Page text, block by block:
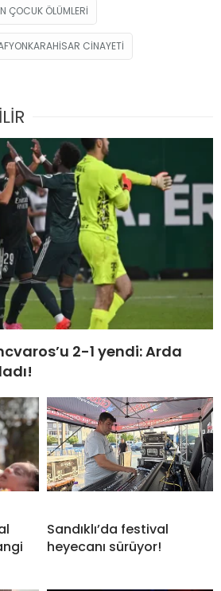
ÇOCUK ÖLÜMLERI
CINAYETI
2-1 yendi: Arda
Sandıklı’da festival
heyecanı sürüyor!